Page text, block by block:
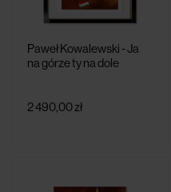
Paweł Kowalewski - Ja
na górze ty na dole
2 490,00 zł